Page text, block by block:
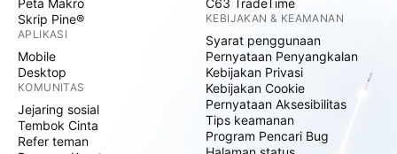
Peta Makro
Skrip Pine®
APLIKASI
Mobile
Desktop
KOMUNITAS
Jejaring sosial
Tembok Cinta
Refer teman
C63 TradeTime
KEBIJAKAN & KEAMANAN
Syarat penggunaan
Pernyataan Penyangkalan
Kebijakan Privasi
Kebijakan Cookie
Pernyataan Aksesibilitas
Tips keamanan
Program Pencari Bug